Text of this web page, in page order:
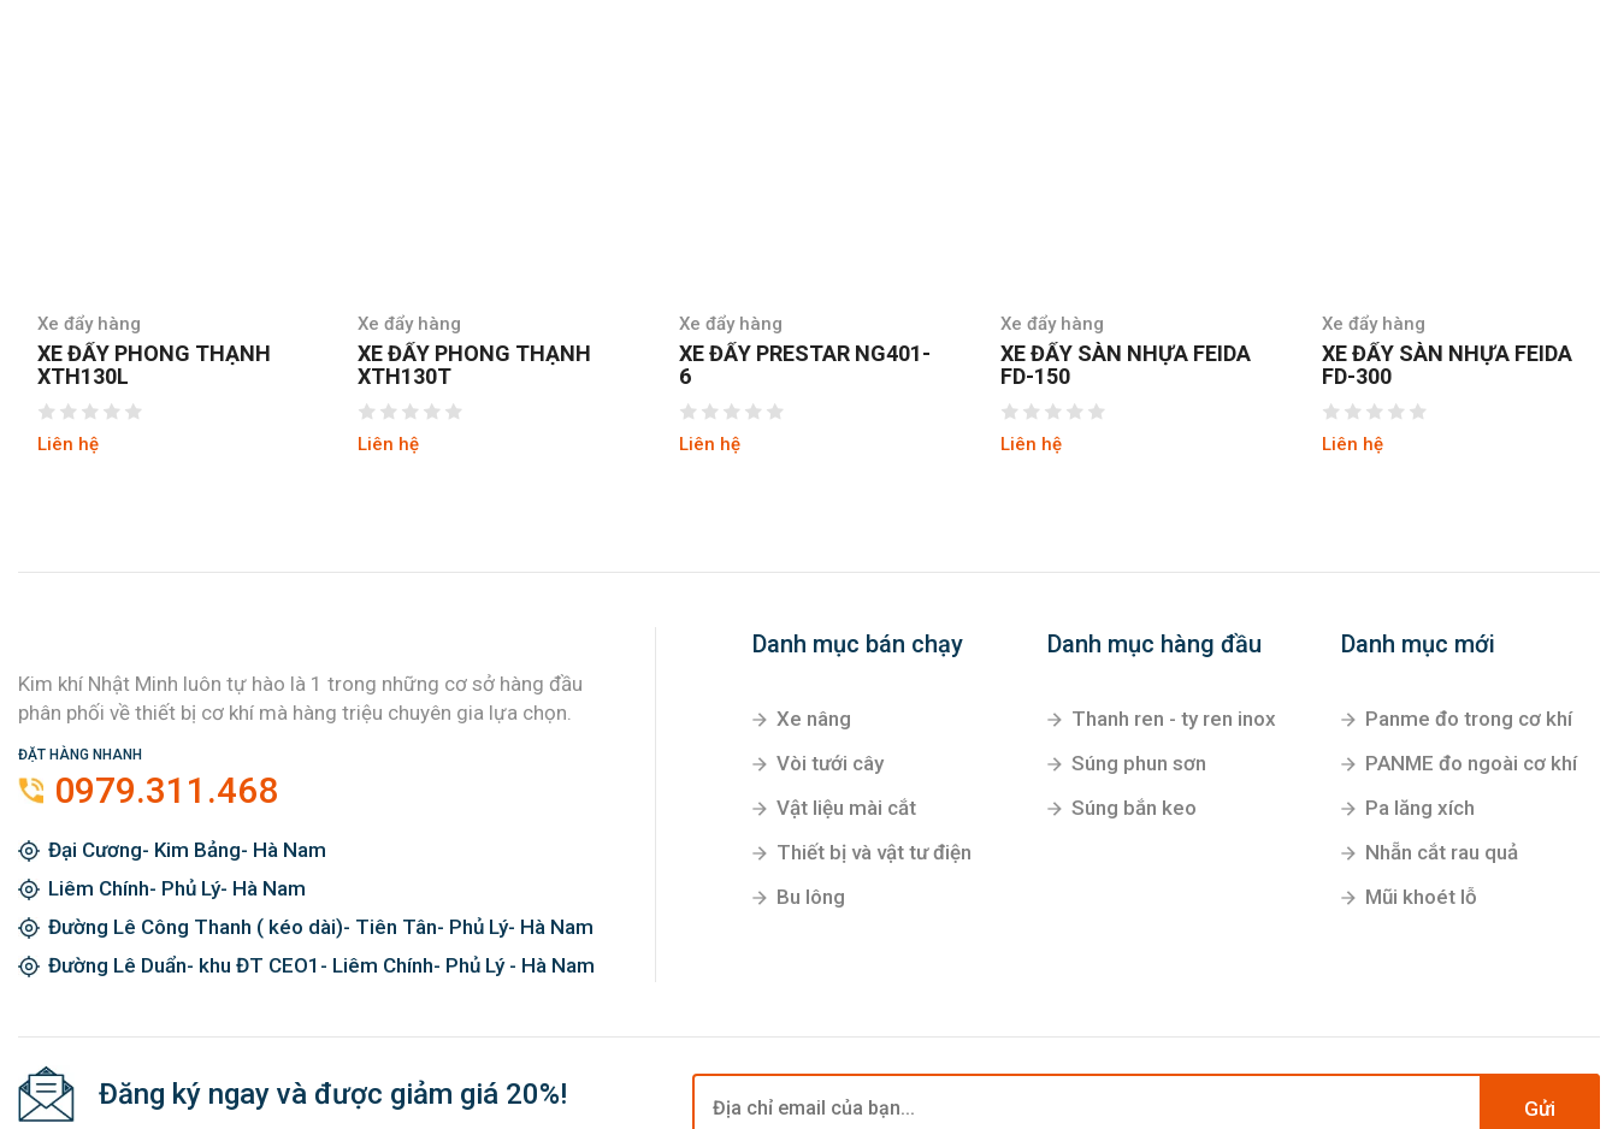
Xe đẩy hàng
XE ĐẨY PHONG THẠNH
XTH130L
Liên hệ
Xe đẩy hàng
XE ĐẨY PHONG THẠNH
XTH130T
Liên hệ
Xe đẩy hàng
XE ĐẨY PRESTAR NG401-
6
Liên hệ
Xe đẩy hàng
XE ĐẨY SÀN NHỰA FEIDA
FD-150
Liên hệ
Xe đẩy hàng
XE ĐẨY SÀN NHỰA FEIDA
FD-300
Liên hệ
Kim khí Nhật Minh luôn tự hào là 1 trong những cơ sở hàng đầu
phân phối về thiết bị cơ khí mà hàng triệu chuyên gia lựa chọn.
0979.311.468
Liêm Chính- Phủ Lý- Hà Nam
Đường Lê Công Thanh ( kéo dài)- Tiên Tân- Phủ Lý- Hà Nam
Đường Lê Duẩn- khu ĐT CEO1- Liêm Chính- Phủ Lý - Hà Nam
Danh mục bán chạy
Xe nâng
Vòi tưới cây
Vật liệu mài cắt
Thiết bị và vật tư điện
Bu lông
Danh mục hàng đầu
Thanh ren - ty ren inox
Súng phun sơn
Súng bắn keo
Danh mục mới
Panme đo trong cơ khí
PANME đo ngoài cơ khí
Pa lăng xích
Nhẵn cắt rau quả
Mũi khoét lỗ